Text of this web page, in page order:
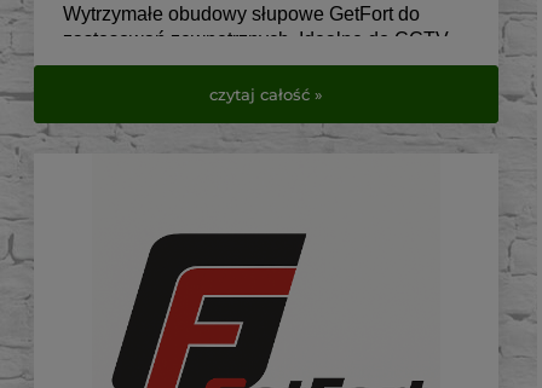
Wytrzymałe obudowy słupowe GetFort do
zastosowań zewnętrznych. Idealne do CCTV,
telekomunikacji, elektryki i automatyki.
Sprawdź dostępne modele w VirtualEye.pl.
czytaj całość »